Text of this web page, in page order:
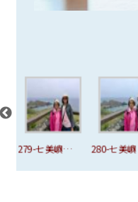
279-七美嶼-
280-七美嶼-